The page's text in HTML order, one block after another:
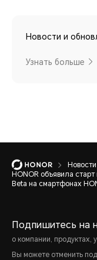
Новости и
Узнать больше
Новости
HONOR объявила
Beta на смартфонах
Подпишитесь на
о компании, продуктах,
Вы можете отменить